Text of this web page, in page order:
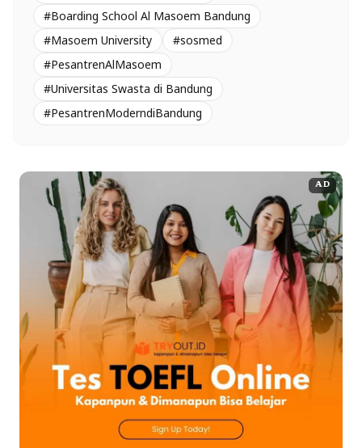
#Boarding School Al Masoem Bandung
#Masoem University
#sosmed
#PesantrenAlMasoem
#Universitas Swasta di Bandung
#PesantrenModerndiBandung
AD